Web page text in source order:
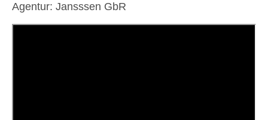
Agentur: Jansssen GbR